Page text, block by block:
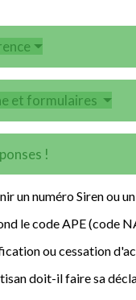
et formulaires
!
un numéro Siren ou un
le code APE (code
ou cessation
doit-il faire sa